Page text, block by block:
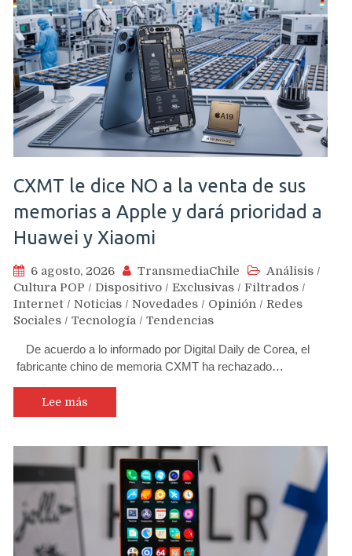
CXMT le dice NO a la venta de sus
memorias a Apple y dará prioridad a
Huawei y Xiaomi
6 agosto, 2026 TransmediaChile Análisis /
Cultura POP / Dispositivo / Exclusivas / Filtrados /
Internet / Noticias / Novedades / Opinión / Redes
Sociales / Tecnología / Tendencias
De acuerdo a lo informado por Digital Daily de Corea, el
fabricante chino de memoria CXMT ha rechazado…
Lee más